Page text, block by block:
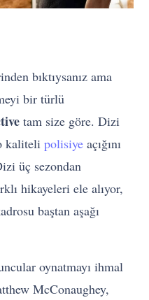
bıktıysanız ama
bir türlü
tam size göre. Dizi
o kalitelipolisiye açığını
üç sezondan
hikayeleri ele alıyor,
baştan aşağı
oynatmayı ihmal
McConaughey,